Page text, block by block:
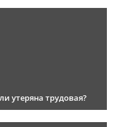
утеряна трудовая?